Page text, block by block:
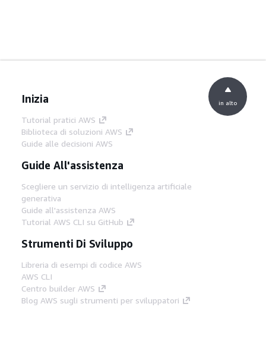
Inizia
Tutorial pratici AWS
Biblioteca di soluzioni AWS
Guide alle decisioni AWS
Guide All'assistenza
Scegliere un servizio di intelligenza artificiale
generativa
Guide all'assistenza AWS
Tutorial AWS CLI su GitHub
Strumenti Di Sviluppo
Libreria di esempi di codice AWS
AWS CLI
Centro builder AWS
Blog AWS sugli strumenti per sviluppatori
in alto